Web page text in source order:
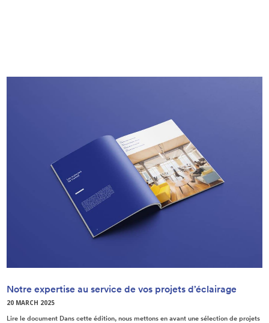
Notre expertise au service de vos projets d’éclairage
20 MARCH 2025
Lire le document Dans cette édition, nous mettons en avant une sélection de projets